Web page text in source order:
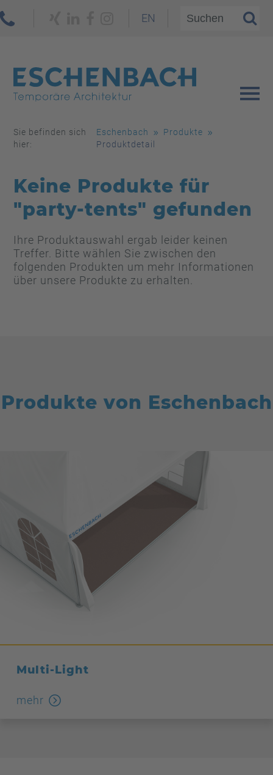
EN
Sie befinden sich
hier:
Eschenbach
Produkte
Produktdetail
Keine Produkte für
"party-tents" gefunden
Ihre Produktauswahl ergab leider keinen
Treffer. Bitte wählen Sie zwischen den
folgenden Produkten um mehr Informationen
über unsere Produkte zu erhalten.
Produkte von Eschenbach
Multi-Light
mehr